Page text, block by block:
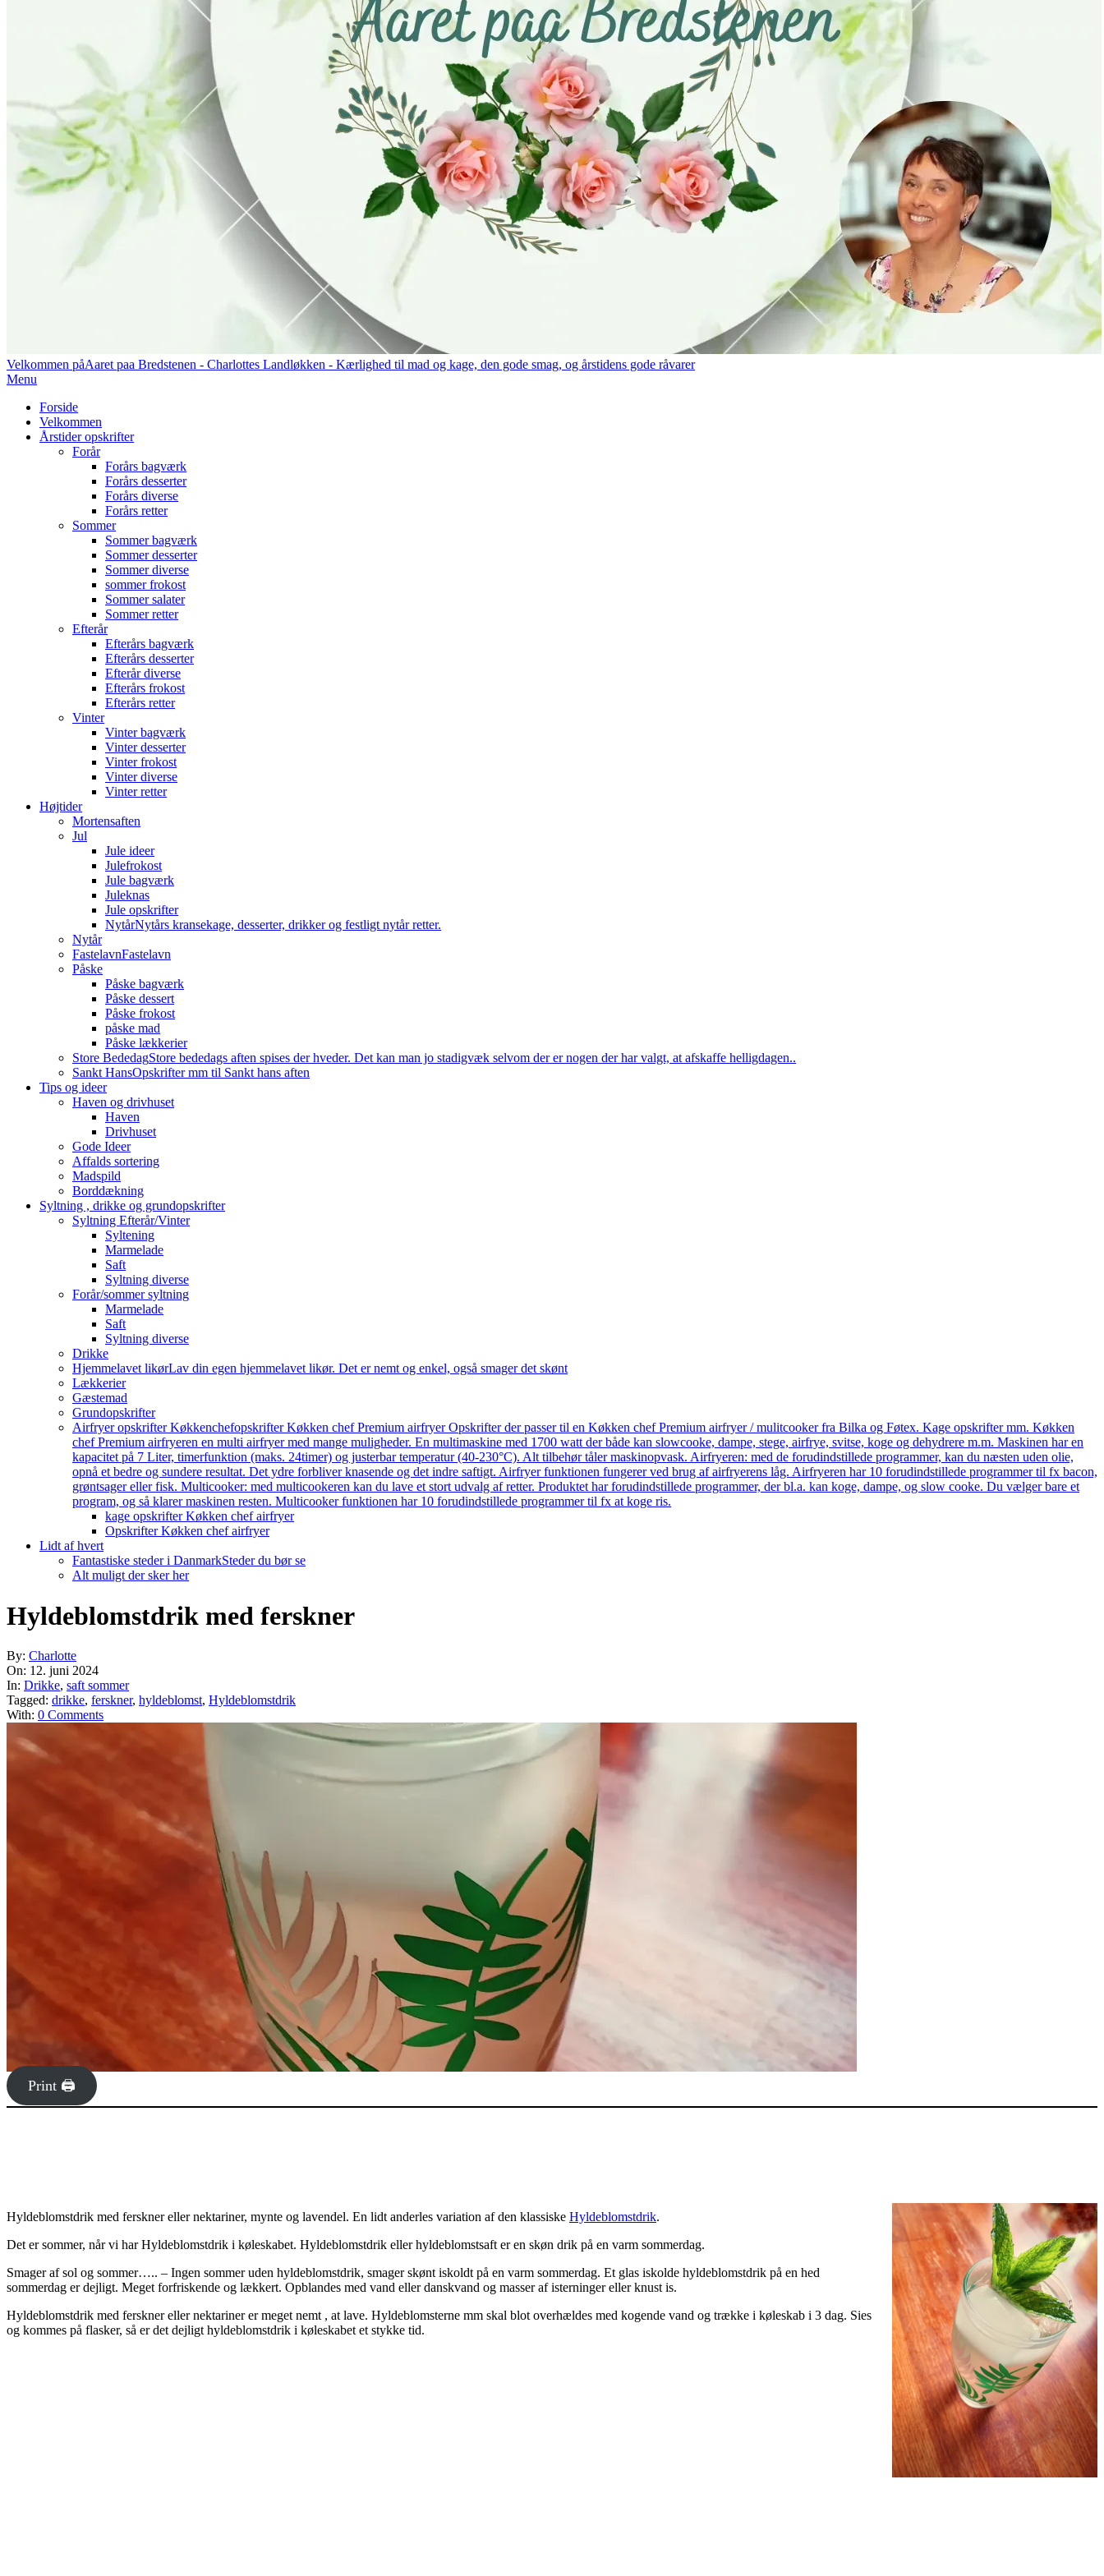
Velkommen påAaret paa Bredstenen - Charlottes Landløkken - Kærlighed til mad og kage, den gode smag, og årstidens gode råvarer
Primary
Menu
Menu
Forside
Velkommen
Årstider opskrifter
Forår
Forårs bagværk
Forårs desserter
Forårs diverse
Forårs retter
Sommer
Sommer bagværk
Sommer desserter
Sommer diverse
sommer frokost
Sommer salater
Sommer retter
Efterår
Efterårs bagværk
Efterårs desserter
Efterår diverse
Efterårs frokost
Efterårs retter
Vinter
Vinter bagværk
Vinter desserter
Vinter frokost
Vinter diverse
Vinter retter
Højtider
Mortensaften
Jul
Jule ideer
Julefrokost
Jule bagværk
Juleknas
Jule opskrifter
NytårNytårs kransekage, desserter, drikker og festligt nytår retter.
Nytår
FastelavnFastelavn
Påske
Påske bagværk
Påske dessert
Påske frokost
påske mad
Påske lækkerier
Store BededagStore bededags aften spises der hveder. Det kan man jo stadigvæk selvom der er nogen der har valgt, at afskaffe helligdagen..
Sankt HansOpskrifter mm til Sankt hans aften
Tips og ideer
Haven og drivhuset
Haven
Drivhuset
Gode Ideer
Affalds sortering
Madspild
Borddækning
Syltning , drikke og grundopskrifter
Syltning Efterår/Vinter
Syltening
Marmelade
Saft
Syltning diverse
Forår/sommer syltning
Marmelade
Saft
Syltning diverse
Drikke
Hjemmelavet likørLav din egen hjemmelavet likør. Det er nemt og enkel, også smager det skønt
Lækkerier
Gæstemad
Grundopskrifter
Airfryer opskrifter Køkkenchefopskrifter Køkken chef Premium airfryer Opskrifter der passer til en Køkken chef Premium airfryer / mulitcooker fra Bilka og Føtex. Kage opskrifter mm. Køkken
chef Premium airfryeren en multi airfryer med mange muligheder. En multimaskine med 1700 watt der både kan slowcooke, dampe, stege, airfrye, svitse, koge og dehydrere m.m. Maskinen har en
kapacitet på 7 Liter, timerfunktion (maks. 24timer) og justerbar temperatur (40-230°C). Alt tilbehør tåler maskinopvask. Airfryeren: med de forudindstillede programmer, kan du næsten uden olie,
opnå et bedre og sundere resultat. Det ydre forbliver knasende og det indre saftigt. Airfryer funktionen fungerer ved brug af airfryerens låg. Airfryeren har 10 forudindstillede programmer til fx bacon,
grøntsager eller fisk. Multicooker: med multicookeren kan du lave et stort udvalg af retter. Produktet har forudindstillede programmer, der bl.a. kan koge, dampe, og slow cooke. Du vælger bare et
program, og så klarer maskinen resten. Multicooker funktionen har 10 forudindstillede programmer til fx at koge ris.
kage opskrifter Køkken chef airfryer
Opskrifter Køkken chef airfryer
Lidt af hvert
Fantastiske steder i DanmarkSteder du bør se
Alt muligt der sker her
Hyldeblomstdrik med ferskner
By: Charlotte
On: 12. juni 2024
In: Drikke, saft sommer
Tagged: drikke, ferskner, hyldeblomst, Hyldeblomstdrik
With: 0 Comments
Print 🖨
Hyldeblomstdrik med ferskner eller nektariner, mynte og lavendel. En lidt anderles variation af den klassiske Hyldeblomstdrik.
Det er sommer, når vi har Hyldeblomstdrik i køleskabet. Hyldeblomstdrik eller hyldeblomstsaft er en skøn drik på en varm sommerdag.
Smager af sol og sommer….. – Ingen sommer uden hyldeblomstdrik, smager skønt iskoldt på en varm sommerdag. Et glas iskolde hyldeblomstdrik på en hed
sommerdag er dejligt. Meget forfriskende og lækkert. Opblandes med vand eller danskvand og masser af isterninger eller knust is.
Hyldeblomstdrik med ferskner eller nektariner er meget nemt , at lave. Hyldeblomsterne mm skal blot overhældes med kogende vand og trække i køleskab i 3 dag. Sies
og kommes på flasker, så er det dejligt hyldeblomstdrik i køleskabet et stykke tid.